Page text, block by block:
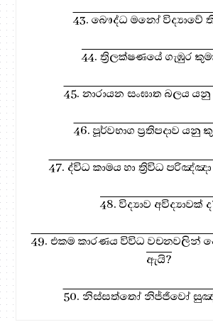
43. බෞද්ධ මනෝ විද්‍යාවේ
44. ත්‍රිලක්ෂණයේ ගැඹුර
45. නාරායන සංඝාත බලය
46. පූර්වභාග ප්‍රතිපදාව යනු
47. ද්විධ කාමය හා ත්‍රිවිධ
48. විද්‍යාව අවිද්‍යාවක්
49. එකම කාරණය විවිධ වචනවලින්
ඇයි?
50. නිස්සත්තෝ නිජ්ජීවෝ